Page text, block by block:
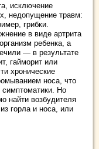
исключение
недопущение травм:
грибки.
в виде артрита
ребенка, а
— в результате
гайморит или
хронические
носа, что
Но
найти возбудителя
горла и носа, или